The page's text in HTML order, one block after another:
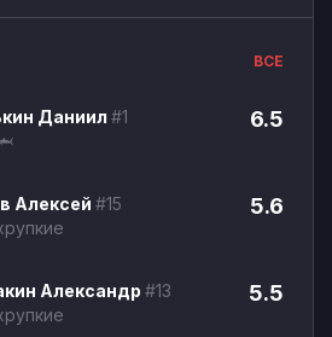
ВСЕ
Даниил #1
6.5
Алексей #15
5.6
Александр #13
5.5